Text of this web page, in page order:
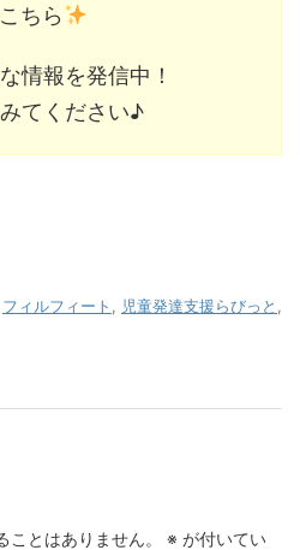
ちら
情報を発信中！
てください♪
フィルフィート 児童発達支援らびっと
ことはありません。 ※ が付いてい